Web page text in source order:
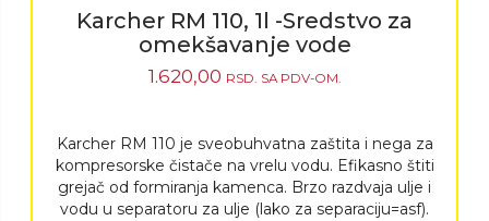
Karcher RM 110, 1l -Sredstvo za
omekšavanje vode
1.620,00 RSD. SA PDV-OM.
Karcher RM 110 je sveobuhvatna zaštita i nega za
kompresorske čistače na vrelu vodu. Efikasno štiti
grejač od formiranja kamenca. Brzo razdvaja ulje i
vodu u separatoru za ulje (lako za separaciju=asf).